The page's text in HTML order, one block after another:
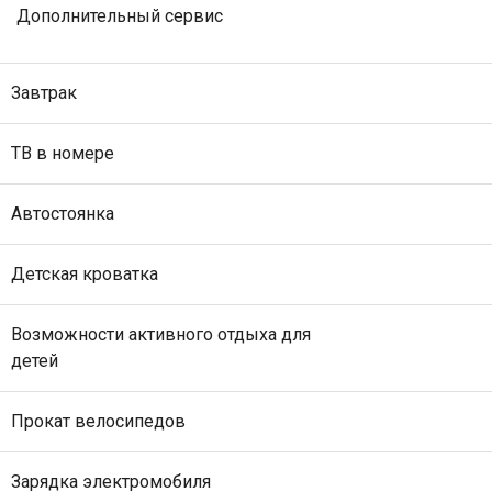
Дополнительный сервис
Завтрак
ТВ в номере
Автостоянка
Детская кроватка
Возможности активного отдыха для
детей
Прокат велосипедов
Зарядка электромобиля